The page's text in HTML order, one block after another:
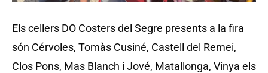
Els cellers DO Costers del Segre presents a la fira
són Cérvoles, Tomàs Cusiné, Castell del Remei,
Clos Pons, Mas Blanch i Jové, Matallonga, Vinya els